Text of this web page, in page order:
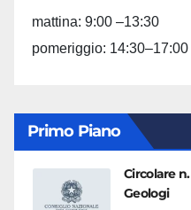
mattina: 9:00 –13:30
pomeriggio: 14:30–17:00
Primo Piano
Circolare
Geologi